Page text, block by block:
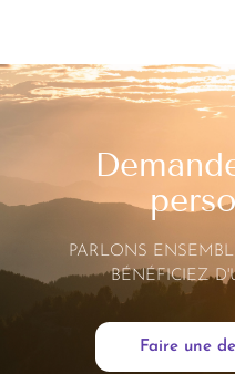
PARLONS
BÉNÉFICIEZ
Faire une